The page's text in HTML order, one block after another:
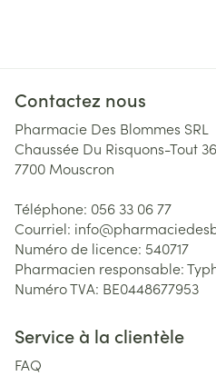
Contactez nous
Pharmacie Des Blommes SRL
Chaussée Du Risquons-Tout
7700 Mouscron
Téléphone: 056 33 06 77
Courriel: info@
Numéro de licence: 540717
Pharmacien responsable:
Numéro TVA: BE0448677953
Service à la clientèle
FAQ